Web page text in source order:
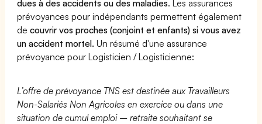
dues à des accidents ou des maladies. Les assurances
prévoyances pour indépendants permettent également
decouvrir vos proches (conjoint et enfants) si vous avez
un accident mortel. Un résumé d'une assurance
prévoyance pour Logisticien / Logisticienne:
L’offre de prévoyance TNS est destinée aux Travailleurs
Non-Salariés Non Agricoles en exercice ou dans une
situation de cumul emploi – retraite souhaitant se